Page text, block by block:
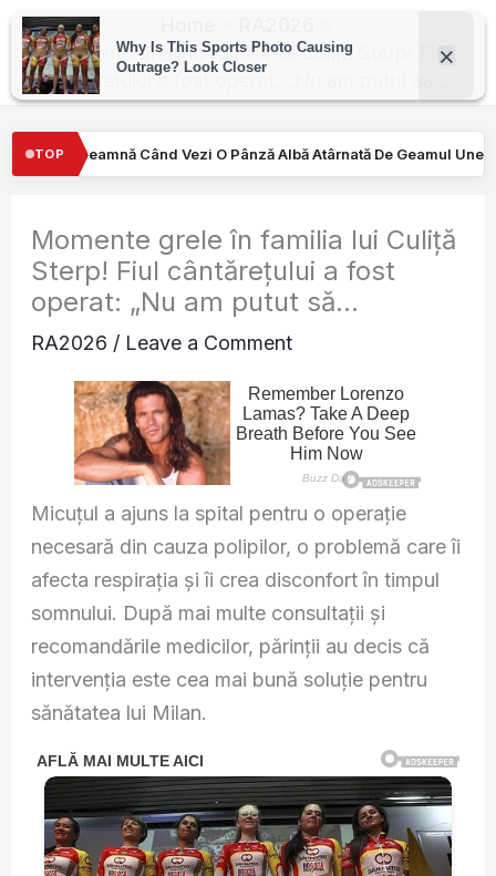
Skip
content
Momente grele în familia lui Culiță Sterp! Fiul
cântărețului a fost operat: „Nu am putut să…
TOP
Pânză Albă Atârnată De Geamul Unei Mașini. Semnalul…
Momente grele în familia lui Culiță
Sterp! Fiul cântărețului a fost
operat: „Nu am putut să…
RA2026 / Leave a Comment
Micuțul a ajuns la spital pentru o operație
necesară din cauza polipilor, o problemă care îi
afecta respirația și îi crea disconfort în timpul
somnului. După mai multe consultații și
recomandările medicilor, părinții au decis că
intervenția este cea mai bună soluție pentru
sănătatea lui Milan.